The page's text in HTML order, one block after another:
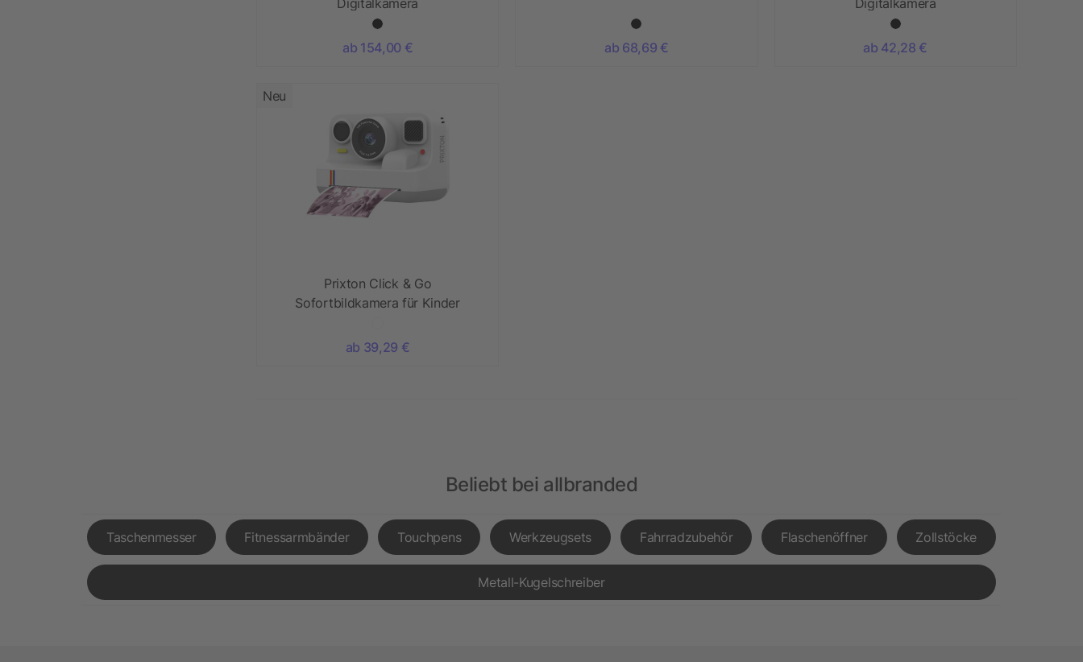
ab 154,00 € ab 68,69 € ab 42,28 €
Neu
Prixton Click & Go
Sofortbildkamera für Kinder
ab 39,29 €
Beliebt bei allbranded
Taschenmesser Fitnessarmbänder Touchpens Werkzeugsets Fahrradzubehör Flaschenöffner Zollstöcke
Metall-Kugelschreiber